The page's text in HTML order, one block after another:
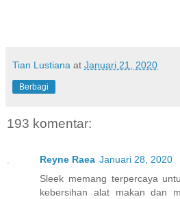
Tian Lustiana at Januari 21, 2020
Berbagi
193 komentar:
Reyne Raea Januari 28, 2020
Sleek memang terpercaya
kebersihan alat makan dan